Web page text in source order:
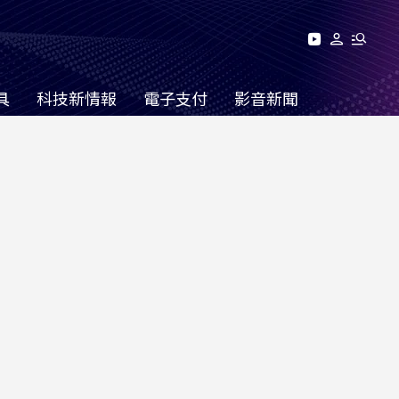
科技新情報 電子支付 影音新聞